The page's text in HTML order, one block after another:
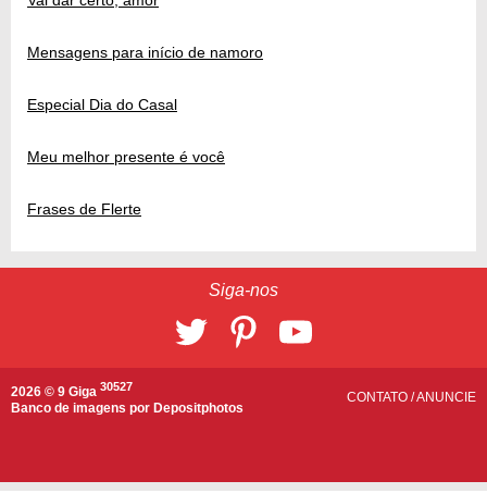
Mensagens para início de namoro
Especial Dia do Casal
Meu melhor presente é você
Frases de Flerte
Siga-nos
2026 © 9 Giga 30527
Banco de imagens por Depositphotos
CONTATO /ANUNCIE